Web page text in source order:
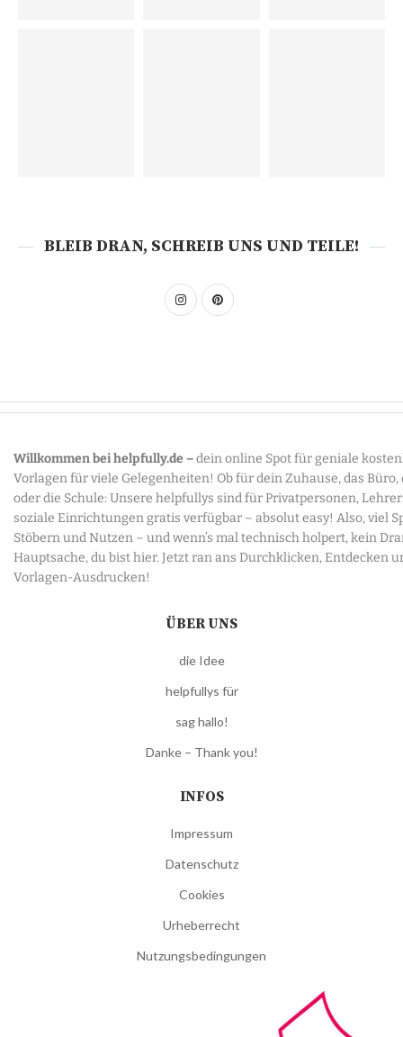
BLEIB DRAN, SCHREIB UNS UND TEILE!
Willkommen bei helpfully.de –dein online Spot für geniale
Vorlagen für viele Gelegenheiten! Ob für dein Zuhause, das Büro,
oder die Schule: Unsere helpfullys sind für Privatpersonen,
soziale Einrichtungen gratis verfügbar – absolut easy! Also, viel
Stöbern und Nutzen – und wenn’s mal technisch holpert, kein
Hauptsache, du bist hier. Jetzt ran ans Durchklicken, Entdecken
Vorlagen-Ausdrucken!
ÜBER UNS
die Idee
helpfullys für
sag hallo!
Danke – Thank you!
INFOS
Impressum
Datenschutz
Cookies
Urheberrecht
Nutzungsbedingungen